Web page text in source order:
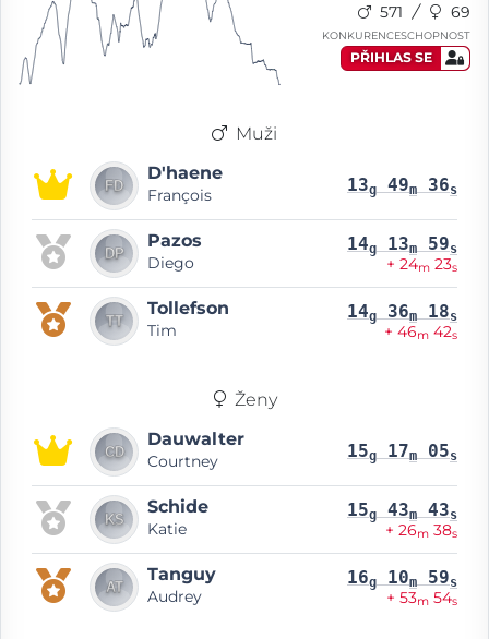
571 69
KONKURENCESCHOPNOST
PŘIHLAS SE
Muži
D'haene
François 13g 49m 36s
Pazos
Diego
14g 13m 59s
+ 24m 23s
Tollefson
Tim
14g 36m 18s
+ 46m 42s
Ženy
Dauwalter
Courtney 15g 17m 05s
Schide
Katie
15g 43m 43s
+ 26m 38s
Tanguy
Audrey
16g 10m 59s
+ 53m 54s